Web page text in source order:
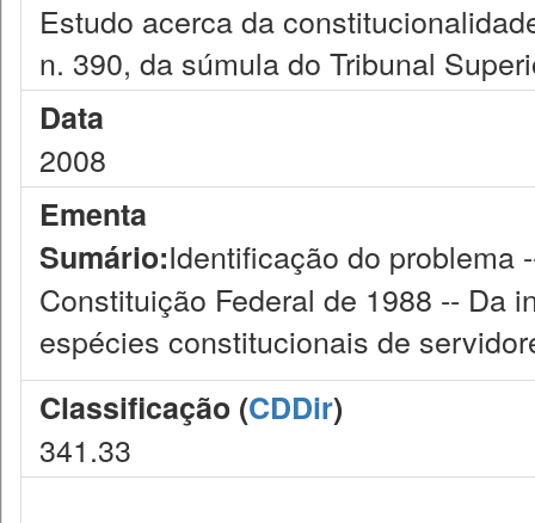
Estudo acerca da
n. 390, da súmula do Tribunal
Data
2008
Ementa
Sumário:Identificação do problema
Constituição Federal de 1988 -- Da
espécies constitucionais de
Classificação (CDDir)
341.33